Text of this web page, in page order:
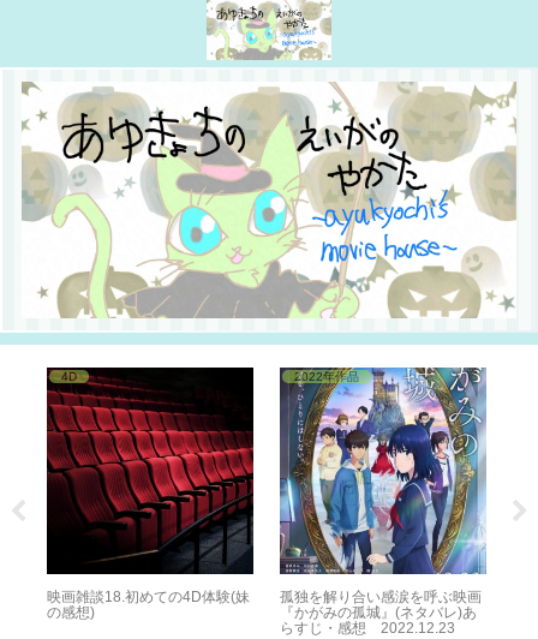
4D
映画雑談18.初めての4D体験(妹
の感想)
2022年作品
孤独を解り合い感涙を呼ぶ映画
『かがみの孤城』(ネタバレ)あ
らすじ・感想 2022.12.23